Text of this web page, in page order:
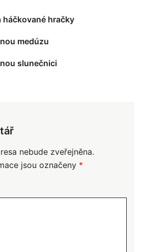
háčkované hračky
medúzu
slunečnici
nebude zveřejněna.
jsou označeny *